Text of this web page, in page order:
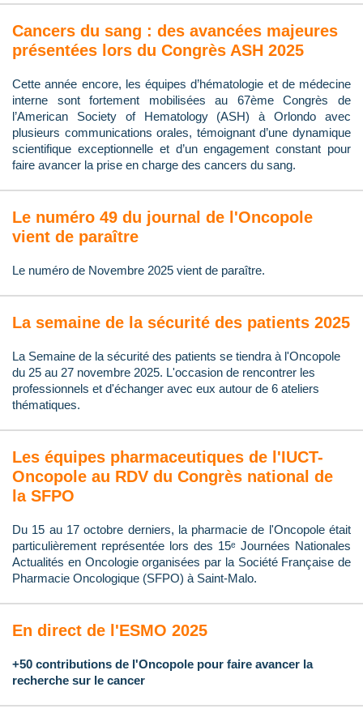
Cancers du sang : des avancées majeures
présentées lors du Congrès ASH 2025
Cette année encore, les équipes d’hématologie et de médecine
interne sont fortement mobilisées au 67ème Congrès de
l’American Society of Hematology (ASH) à Orlondo avec
plusieurs communications orales, témoignant d’une dynamique
scientifique exceptionnelle et d’un engagement constant pour
faire avancer la prise en charge des cancers du sang.
Le numéro 49 du journal de l'Oncopole
vient de paraître
Le numéro de Novembre 2025 vient de paraître.
La semaine de la sécurité des patients 2025
La Semaine de la sécurité des patients se tiendra à l'Oncopole
du 25 au 27 novembre 2025. L'occasion de rencontrer les
professionnels et d'échanger avec eux autour de 6 ateliers
thématiques.
Les équipes pharmaceutiques de l'IUCT-
Oncopole au RDV du Congrès national de
la SFPO
Du 15 au 17 octobre derniers, la pharmacie de l'Oncopole était
particulièrement représentée lors des 15ᵉ Journées Nationales
Actualités en Oncologie organisées par la Société Française de
Pharmacie Oncologique (SFPO) à Saint-Malo.
En direct de l'ESMO 2025
+50 contributions de l'Oncopole pour faire avancer la
recherche sur le cancer